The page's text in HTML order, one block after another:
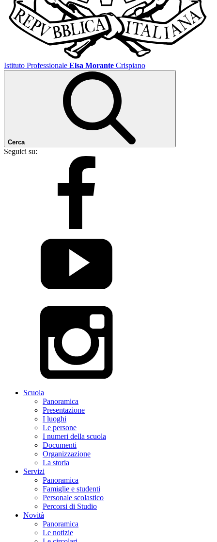
Istituto Professionale Elsa Morante Crispiano
Cerca
Seguici su:
Scuola
Panoramica
Presentazione
I luoghi
Le persone
I numeri della scuola
Documenti
Organizzazione
La storia
Servizi
Panoramica
Famiglie e studenti
Personale scolastico
Percorsi di Studio
Novità
Panoramica
Le notizie